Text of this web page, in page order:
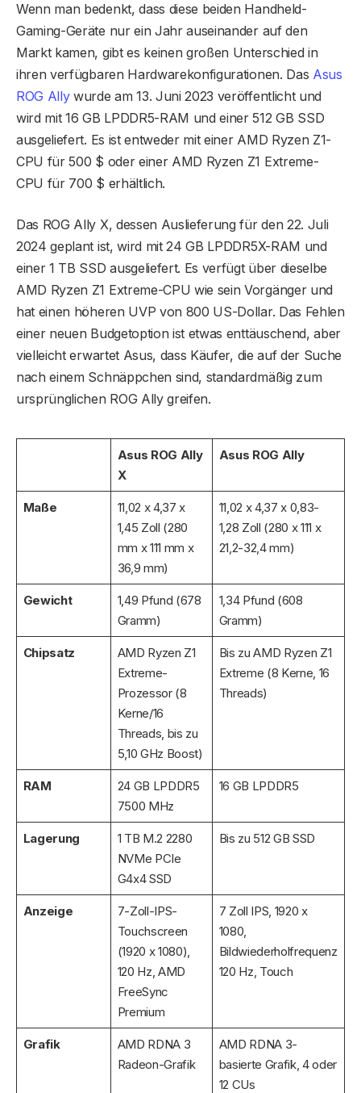
Wenn man bedenkt, dass diese beiden Handheld-
Gaming-Geräte nur ein Jahr auseinander auf den
Markt kamen, gibt es keinen großen Unterschied in
ihren verfügbaren Hardwarekonfigurationen. Das Asus
ROG Allywurde am 13. Juni 2023 veröffentlicht und
wird mit 16 GB LPDDR5-RAM und einer 512 GB SSD
ausgeliefert. Es ist entweder mit einer AMD Ryzen Z1-
CPU für 500 $ oder einer AMD Ryzen Z1 Extreme-
CPU für 700 $ erhältlich.
Das ROG Ally X, dessen Auslieferung für den 22. Juli
2024 geplant ist, wird mit 24 GB LPDDR5X-RAM und
einer 1 TB SSD ausgeliefert. Es verfügt über dieselbe
AMD Ryzen Z1 Extreme-CPU wie sein Vorgänger und
hat einen höheren UVP von 800 US-Dollar. Das Fehlen
einer neuen Budgetoption ist etwas enttäuschend, aber
vielleicht erwartet Asus, dass Käufer, die auf der Suche
nach einem Schnäppchen sind, standardmäßig zum
ursprünglichen ROG Ally greifen.
Asus ROG Ally
X
Asus ROG Ally
Maße
11,02 x 4,37 x
1,45 Zoll (280
mm x 111 mm x
36,9 mm)
11,02 x 4,37 x 0,83-
1,28 Zoll (280 x 111 x
21,2-32,4 mm)
Gewicht
1,49 Pfund (678
Gramm)
1,34 Pfund (608
Gramm)
Chipsatz
AMD Ryzen Z1
Extreme-
Prozessor (8
Kerne/16
Threads, bis zu
5,10 GHz Boost)
Bis zu AMD Ryzen Z1
Extreme (8 Kerne, 16
Threads)
RAM
24 GB LPDDR5
7500 MHz
16 GB LPDDR5
Lagerung
1 TB M.2 2280
NVMe PCIe
G4x4 SSD
Bis zu 512 GB SSD
Anzeige
7-Zoll-IPS-
Touchscreen
(1920 x 1080),
120 Hz, AMD
FreeSync
Premium
7 Zoll IPS, 1920 x
1080,
Bildwiederholfrequenz
120 Hz, Touch
Grafik
AMD RDNA 3
Radeon-Grafik
AMD RDNA 3-
basierte Grafik, 4 oder
12 CUs